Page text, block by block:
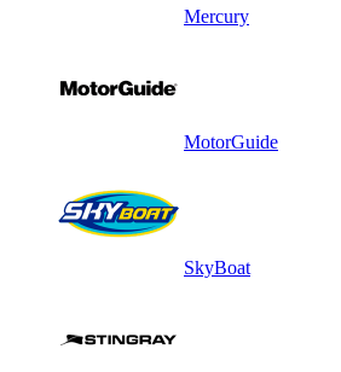
Mercury
MotorGuide
SkyBoat